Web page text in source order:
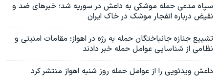
سپاه مدعی حمله موشکی به داعش در سوریه شد؛ خبرهای ضد و
نقیض درباره انفجار موشک در خاک ایران
تشییع جنازه جانباختگان حمله به رژه در اهواز؛ مقامات امنیتی و
نظامی از شناسایی عوامل حمله خبر دادند
داعش ویدئویی را از عوامل حمله روز شنبه اهواز منتشر کرد